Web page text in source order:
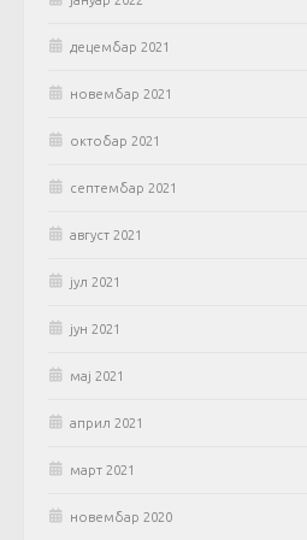
децембар 2021
новембар 2021
октобар 2021
септембар 2021
август 2021
јул 2021
јун 2021
мај 2021
април 2021
март 2021
новембар 2020